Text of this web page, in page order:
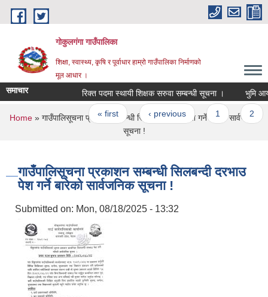
Skip to main content
गोकुलगंगा गाउँपालिका
शिक्षा, स्वास्थ्य, कृषि र पूर्वाधार हाम्रो गाउँपालिका निर्माणको
मूल आधार ।
समाचार रिक्त पदमा स्थायी शिक्षक सरुवा सम्बन्धी सूचना । भुमि
Pages
« first ‹ previous
You are here
Home» गाउँपालिसूचना प्रकाशन सम्बन्धी सिलबन्दी दरभाउ पेश गर्ने बारेको सार्वजनिक
सूचना !
गाउँपालिसूचना प्रकाशन सम्बन्धी सिलबन्दी दरभाउ
पेश गर्ने बारेको सार्वजनिक सूचना !
Submitted on: Mon, 08/18/2025 - 13:32